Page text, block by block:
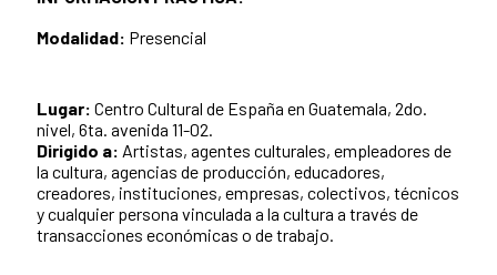
Modalidad: Presencial
Lugar: Centro Cultural de España en Guatemala, 2do.
nivel, 6ta. avenida 11-02.
Dirigido a: Artistas, agentes culturales, empleadores de
la cultura, agencias de producción, educadores,
creadores, instituciones, empresas, colectivos, técnicos
y cualquier persona vinculada a la cultura a través de
transacciones económicas o de trabajo.